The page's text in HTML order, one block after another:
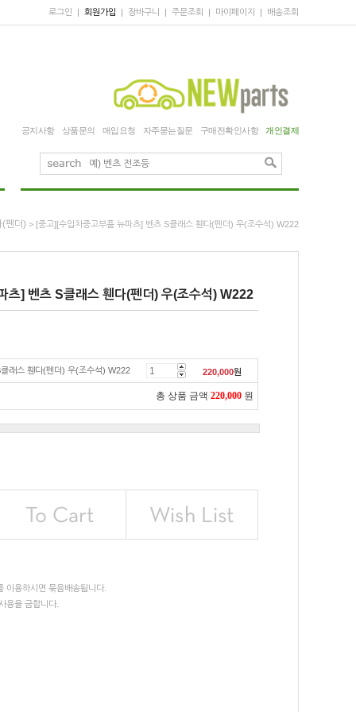
로그인 | 회원가입 | 장바구니 | 주문조회 | 마이페이지 | 배송조회
공지사항
상품문의 매입요청 자주묻는질문 구매전확인사항 개인결제
(펜더) > [중고][수입차중고부품 뉴파츠] 벤츠 S클래스 휀다(펜더) 우(조수석) W222
츠] 벤츠 S클래스 휀다(펜더) 우(조수석) W222
래스 휀다(펜더) 우(조수석) W222 220,000원
총 상품 금액 220,000 원
이용하시면 묶음배송됩니다.
용을 금합니다.